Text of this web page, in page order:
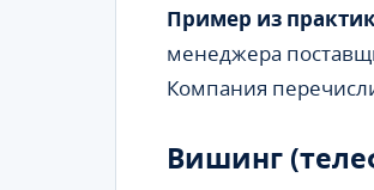
Пример из
менеджера
Компания
Вишинг